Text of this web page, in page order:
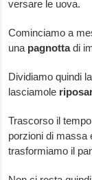
versare le uova.
Cominciamo a
una pagnottadi
Dividiamo quindi
lasciamole
Trascorso il
porzioni di massa
trasformiamo il